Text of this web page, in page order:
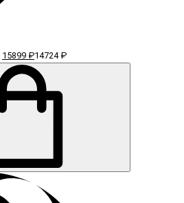
15899 ₽14724 ₽